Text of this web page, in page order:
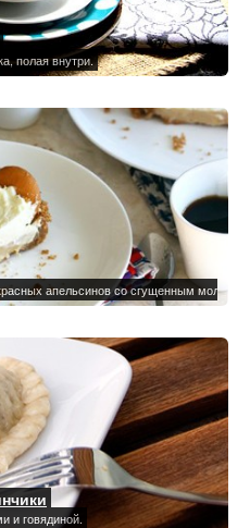
полая внутри.
апельсинов со сгущенным
и говядиной.